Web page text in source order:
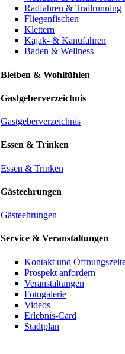
Radfahren & Trailrunning
Fliegenfischen
Klettern
Kajak- & Kanufahren
Baden & Wellness
Bleiben & Wohlfühlen
Gastgeberverzeichnis
Gastgeberverzeichnis
Essen & Trinken
Essen & Trinken
Gästeehrungen
Gästeehrungen
Service & Veranstaltungen
Kontakt und
Prospekt anfordern
Veranstaltungen
Fotogalerie
Videos
Erlebnis-Card
Stadtplan